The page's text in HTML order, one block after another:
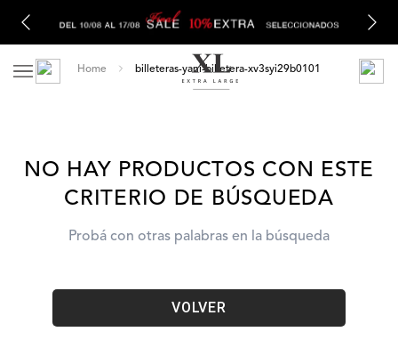
billeteras-yani-billetera-xv3syi29b0101
NO HAY PRODUCTOS CON ESTE
CRITERIO DE BÚSQUEDA
Probá con otras palabras en la búsqueda
VOLVER